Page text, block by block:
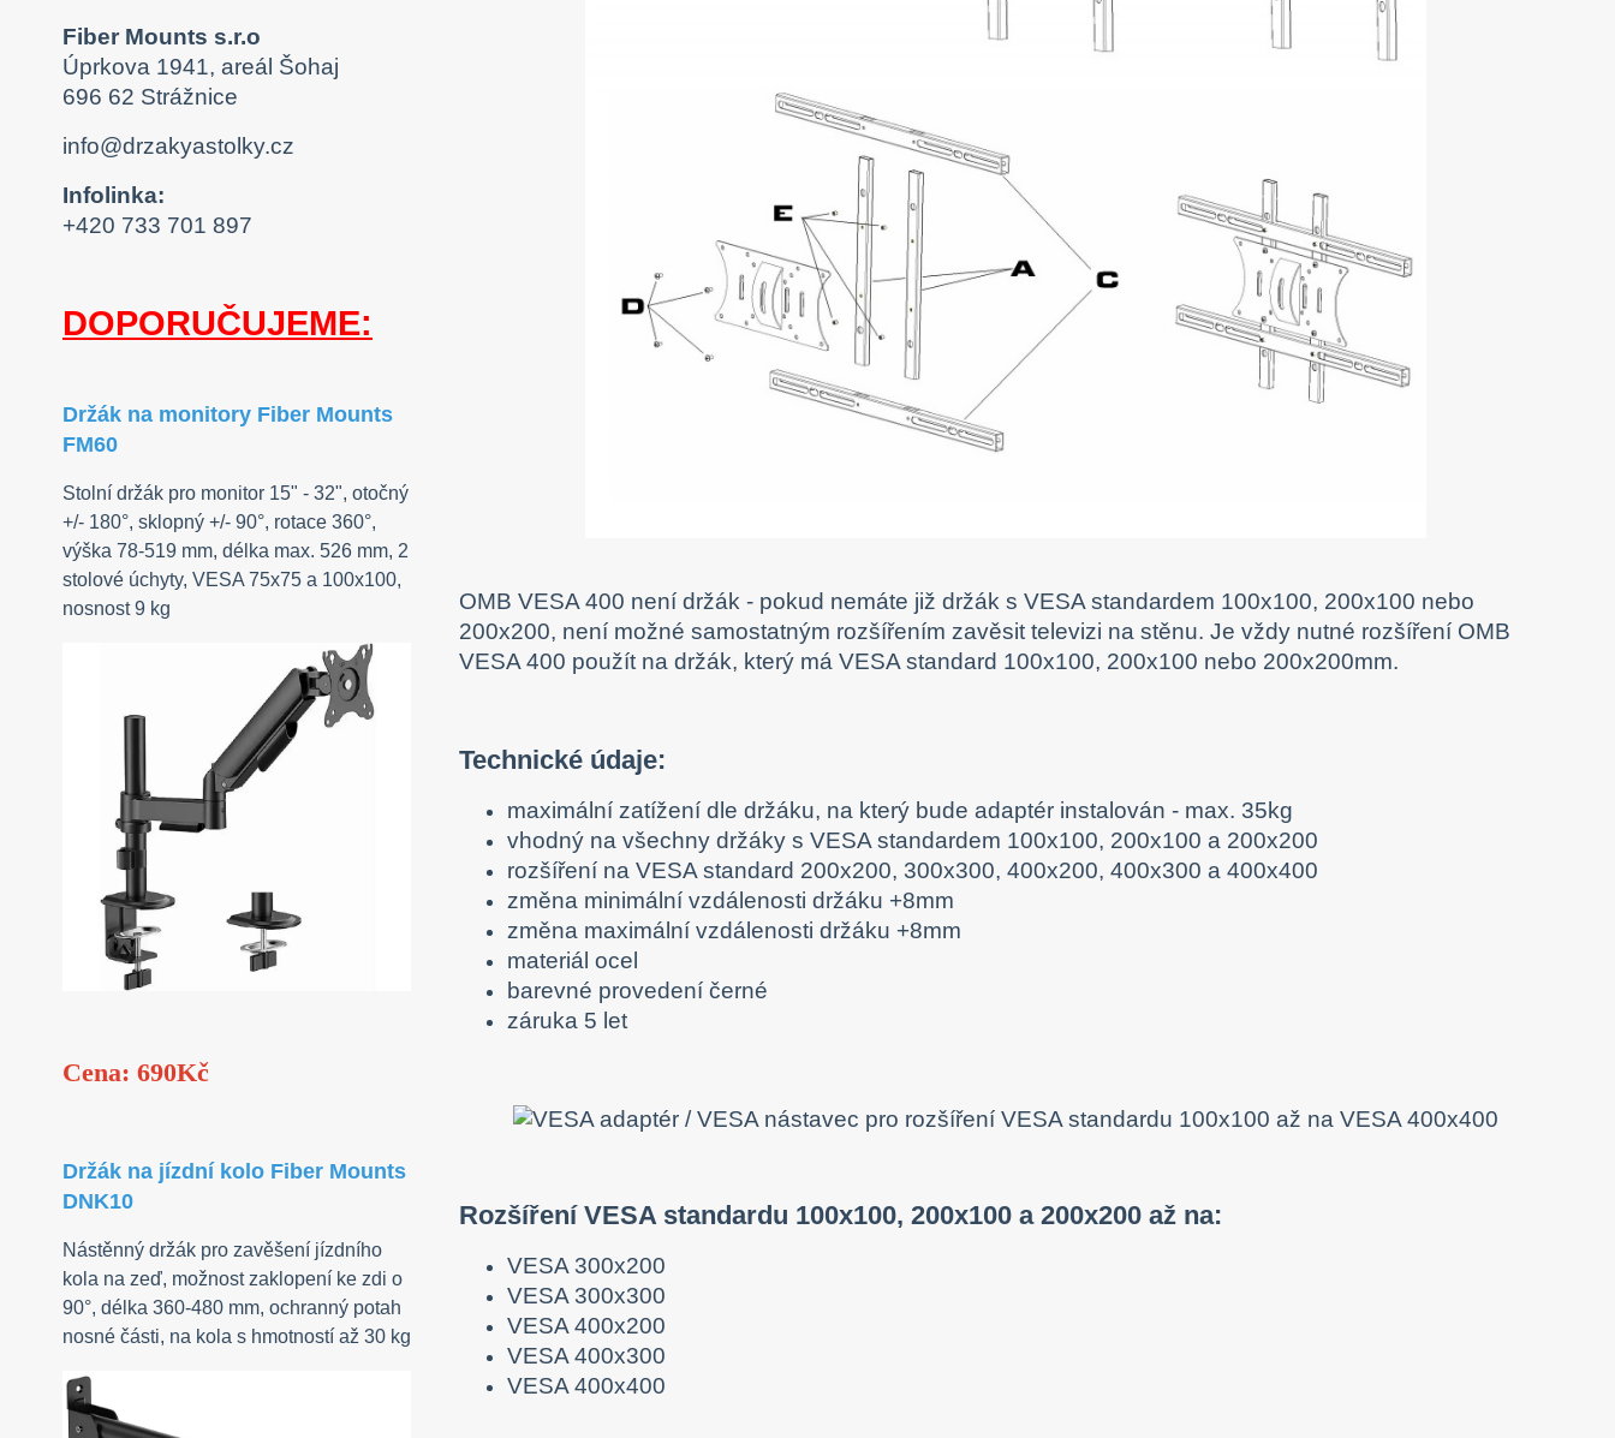
Fiber Mounts s.r.o
Úprkova 1941, areál Šohaj
696 62 Strážnice
info@drzakyastolky.cz
Infolinka:
+420 733 701 897
DOPORUČUJEME:
Držák na monitory Fiber Mounts
FM60
Stolní držák pro monitor 15" - 32", otočný
+/- 180°, sklopný +/- 90°, rotace 360°,
výška 78-519 mm, délka max. 526 mm, 2
stolové úchyty, VESA 75x75 a 100x100,
nosnost 9 kg
Cena: 690Kč
Držák na jízdní kolo Fiber Mounts
DNK10
Nástěnný držák pro zavěšení jízdního
kola na zeď, možnost zaklopení ke zdi o
90°, délka 360-480 mm, ochranný potah
nosné části, na kola s hmotností až 30 kg
OMB VESA 400 není držák - pokud nemáte již držák s VESA standardem 100x100, 200x100 nebo
200x200, není možné samostatným rozšířením zavěsit televizi na stěnu. Je vždy nutné rozšíření OMB
VESA 400 použít na držák, který má VESA standard 100x100, 200x100 nebo 200x200mm.
Technické údaje:
maximální zatížení dle držáku, na který bude adaptér instalován - max. 35kg
vhodný na všechny držáky s VESA standardem 100x100, 200x100 a 200x200
rozšíření na VESA standard 200x200, 300x300, 400x200, 400x300 a 400x400
změna minimální vzdálenosti držáku +8mm
změna maximální vzdálenosti držáku +8mm
materiál ocel
barevné provedení černé
záruka 5 let
Rozšíření VESA standardu 100x100, 200x100 a 200x200 až na:
VESA 300x200
VESA 300x300
VESA 400x200
VESA 400x300
VESA 400x400